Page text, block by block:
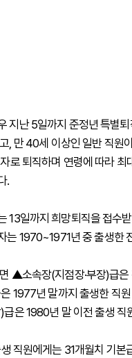
지난 5일까지 준정년 특별
, 만 40세 이상인 일반 직원
로 퇴직하며 연령에 따라
.
13일까지 희망퇴직을 접수
는 1970~1971년 중 출생한
▲소속장(지점장·부장)급
은 1977년 말까지 출생한 직
급은 1980년 말 이전 출생 직
직원에게는 31개월치 기본